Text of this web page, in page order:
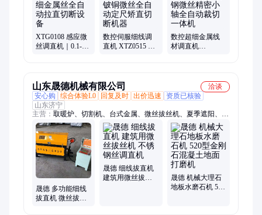
机、钛合金直线机
XTG0108 感应微
丝调直机｜0.1-
数控伺服细线调
直机 XTZ0515 磷
数控超细金属线
材调直机
山东晟德机械有限公司
洽谈
安心购
综合体验L0 回复及时 出价迅速
资质已核验
山东济宁
主营： 取暖炉、切割机、台式金属、微丝拔丝机、夏季遮阳、塑
料激光、采暖壁炉、排震一体机、手扶单钢轮、激光光敏机、激
光雕刻机、汽油抹光机、生物质颗粒、手扶抹平机、小区清扫
车、维修压实机、激光整平机、金属光纤激光、金属铭牌雕刻、
玉石珠宝激光、智能控制颗粒、大卡环保颗粒
晟德 多功能细线
拔直机 微丝拔丝
晟德 细线拔直机
建筑用微丝拔丝
晟德 机械大理石
地板水磨石机 520